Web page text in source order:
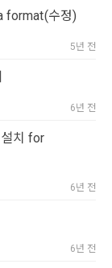
이메일을 다
회원가입
회원가입 절
다.
를 이용하기 위
등을 제공하
계약을 한 개
문제에 “개인
나 또는 솔루션
피해를 예방하고
락하여 어떤 도
이용자 간의 권
자기결정권’을
하여 개인정보
의 마케팅 정보
경우 ‘홈>계
경우에는 ‘홈>
등) 정보 수신
format(수정)
5년 전
6년 전
치 for
6년 전
6년 전